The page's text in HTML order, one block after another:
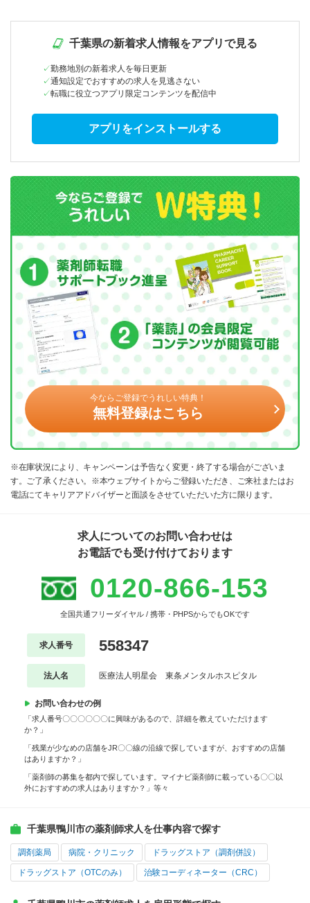
千葉県の新着求人情報をアプリで見る
勤務地別の新着求人を毎日更新
通知設定でおすすめの求人を見逃さない
転職に役立つアプリ限定コンテンツを配信中
アプリをインストールする
今ならご登録でうれしい特典！
無料登録はこちら
※在庫状況により、キャンペーンは予告なく変更・終了する場合がございま
す。ご了承ください。※本ウェブサイトからご登録いただき、ご来社またはお
電話にてキャリアアドバイザーと面談をさせていただいた方に限ります。
求人についてのお問い合わせは
お電話でも受け付けております
0120-866-153
全国共通フリーダイヤル / 携帯・PHPSからでもOKです
求人番号 558347
法人名 医療法人明星会 東条メンタルホスピタル
お問い合わせの例
「求人番号〇〇〇〇〇〇に興味があるので、詳細を教えていただけます
か？」
「残業が少なめの店舗をJR〇〇線の沿線で探していますが、おすすめの店舗
はありますか？」
「薬剤師の募集を都内で探しています。マイナビ薬剤師に載っている〇〇以
外におすすめの求人はありますか？」等々
千葉県鴨川市の薬剤師求人を仕事内容で探す
調剤薬局 病院・クリニック ドラッグストア（調剤併設）
ドラッグストア（OTCのみ） 治験コーディネーター（CRC）